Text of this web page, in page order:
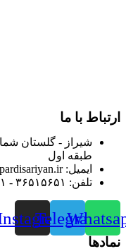
ارتباط با ما
شیراز - گلستان
طبقه اول
ایمیل: info@irsapardisariyan.ir
تلفن: ۳۶۵۱۵۶۵۱ - ۰۷۱
Telegram
نمادها